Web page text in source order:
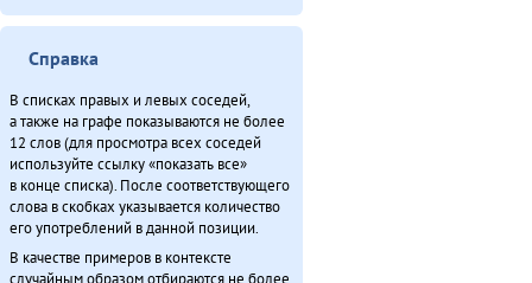
Справка
В списках правых и левых соседей,
а также на графе показываются не более
12 слов (для просмотра всех соседей
используйте ссылку «показать все»
в конце списка). После соответствующего
слова в скобках указывается количество
его употреблений в данной позиции.
В качестве примеров в контексте
случайным образом отбираются не более